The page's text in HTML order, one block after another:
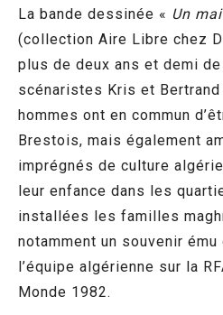
La bande dessinée « Un
(collection Aire Libre chez
plus de deux ans et demi
scénaristes Kris et Bertrand
hommes ont en commun
Brestois, mais également
imprégnés de culture
leur enfance dans les
installées les familles
notamment un souvenir
l’équipe algérienne sur la
Monde 1982.